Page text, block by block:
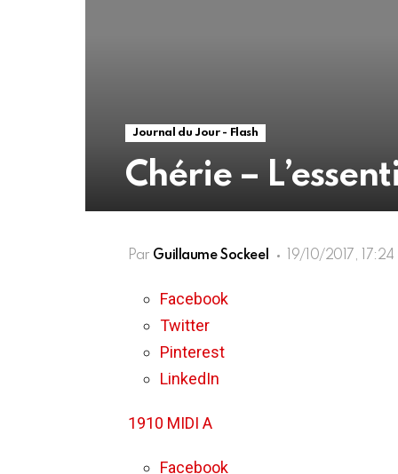
Journal du Jour - Flash
Chérie –
Par Guillaume Sockeel 19/10/2017, 17:24
Facebook
Twitter
Pinterest
LinkedIn
1910 MIDI A
Facebook